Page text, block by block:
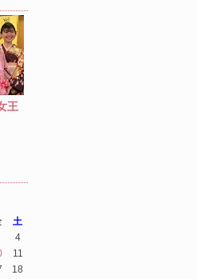
王
土
4
11
18